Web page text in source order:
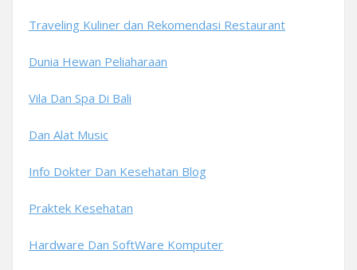
Traveling Kuliner dan Rekomendasi Restaurant
Dunia Hewan Peliaharaan
Vila Dan Spa Di Bali
Dan Alat Music
Info Dokter Dan Kesehatan Blog
Praktek Kesehatan
Hardware Dan SoftWare Komputer